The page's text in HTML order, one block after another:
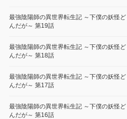
最強陰陽師の異世界転生記 ～下僕の妖怪
んだが～ 第19話
最強陰陽師の異世界転生記 ～下僕の妖怪
んだが～ 第18話
最強陰陽師の異世界転生記 ～下僕の妖怪
んだが～ 第17話
最強陰陽師の異世界転生記 ～下僕の妖怪
んだが～ 第16話